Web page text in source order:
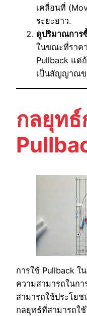
เคลื่อนที่
ระยะยาว.
ดูปริมาณการ
ในขณะที่ราค
Pullback แต่
เป็นสัญญาณข
กลยุทธ์
การใช้ Pullback ใ
ความสามารถในก
สามารถใช้ประโย
กลยุทธ์ที่สามารถใ